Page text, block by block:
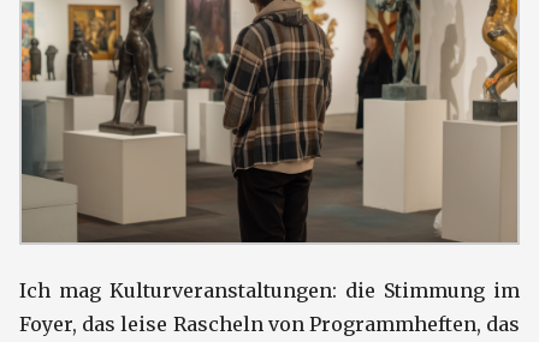
Ich mag Kulturveranstaltungen: die Stimmung im
Foyer, das leise Rascheln von Programmheften, das